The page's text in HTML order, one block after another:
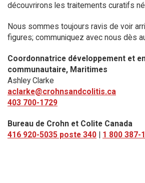
découvrirons les traitements curatifs
Nous sommes toujours ravis de voir
figures; communiquez avec nous dès
Coordonnatrice développement et
communautaire, Maritimes
Ashley Clarke
aclarke@crohnsandcolitis.ca
403 700-1729
Bureau de Crohn et Colite Canada
416 920-5035 poste 340 | 1 800 387-